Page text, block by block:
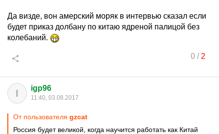
Да визде, вон амерский моряк в интервью сказал если
будет приказ долбану по китаю ядреной палицой без
колебаний.
0/ 2
I igp96
11:40, 03.08.2017
От пользователя gzcat
Россия будет великой, когда научится работать как Китай